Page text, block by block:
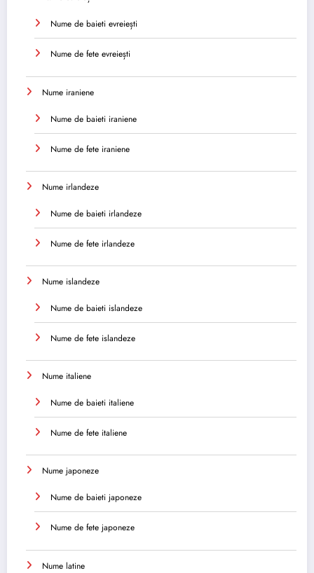
Nume de baieti evreiești
Nume de fete evreiești
Nume iraniene
Nume de baieti iraniene
Nume de fete iraniene
Nume irlandeze
Nume de baieti irlandeze
Nume de fete irlandeze
Nume islandeze
Nume de baieti islandeze
Nume de fete islandeze
Nume italiene
Nume de baieti italiene
Nume de fete italiene
Nume japoneze
Nume de baieti japoneze
Nume de fete japoneze
Nume latine